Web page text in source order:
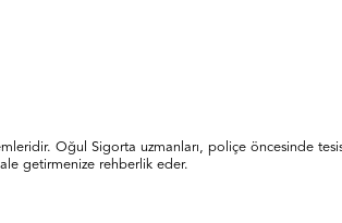
Oğul Sigorta uzmanları, poliçe öncesinde
getirmenize rehberlik eder.